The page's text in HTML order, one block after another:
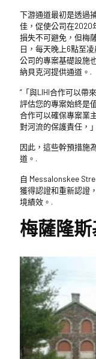
下游通道最初是透過
佳，促使公司在2020
損失不可避免，但梅
日，每天晚上6點至
公司的專案基礎設施
納貝克河提供通道。.
“「與LIHI合作可以帶
評估您的專案始終是
合作可以確保專案業
對河流的保護責任，
因此，這些幹預措施
道。.
自 Messalonskee
獲得認證和重新認證
境績效。.
梅薩隆